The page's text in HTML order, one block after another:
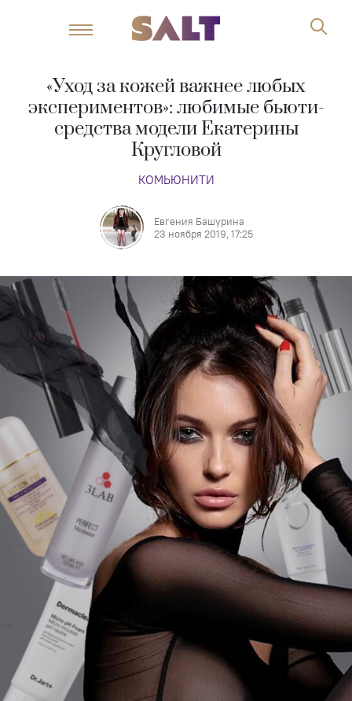
«Уход за кожей важнее любых
экспериментов»: любимые бьюти-
средства модели Екатерины
Кругловой
КОМЬЮНИТИ
Евгения Башурина
23 ноября 2019, 17:25